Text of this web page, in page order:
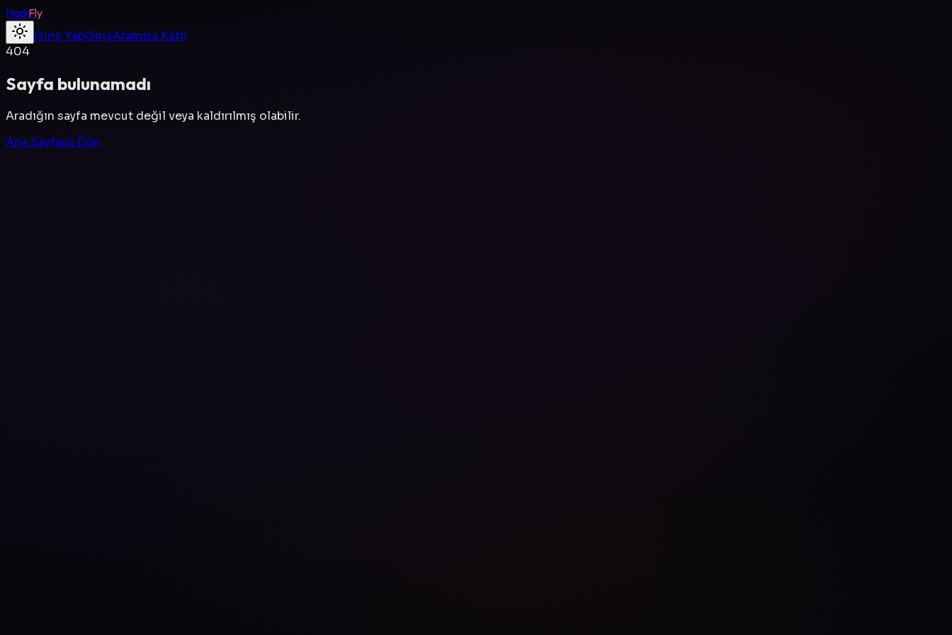
HadiFly
Giriş YapGirişAramıza Katıl
404
Sayfa bulunamadı
Aradığın sayfa mevcut değil veya kaldırılmış olabilir.
Ana Sayfaya Dön